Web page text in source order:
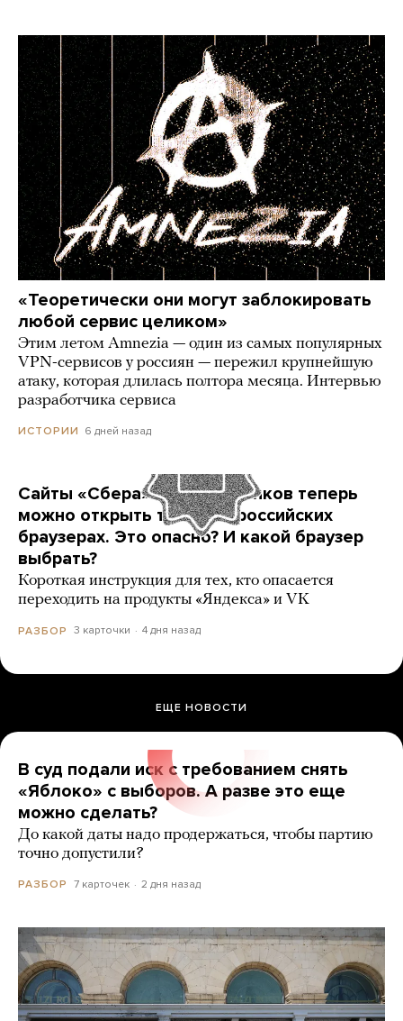
«Теоретически они могут заблокировать
любой сервис целиком»
Этим летом Amnezia — один из самых популярных
VPN-сервисов у россиян — пережил крупнейшую
атаку, которая длилась полтора месяца. Интервью
разработчика сервиса
ИСТОРИИ 6 дней назад
Сайты «Сбера» и других банков теперь
можно открыть только в российских
браузерах. Это опасно? И какой браузер
выбрать?
Короткая инструкция для тех, кто опасается
переходить на продукты «Яндекса» и VK
РАЗБОР 3 карточки 4 дня назад
ЕЩЕ НОВОСТИ
В суд подали иск с требованием снять
«Яблоко» с выборов. А разве это еще
можно сделать?
До какой даты надо продержаться, чтобы партию
точно допустили?
РАЗБОР 7 карточек 2 дня назад